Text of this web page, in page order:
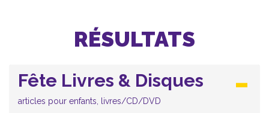
RÉSULTATS
Fête Livres & Disques
articles pour enfants, livres/CD/DVD